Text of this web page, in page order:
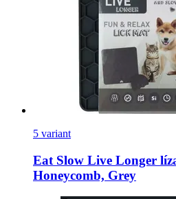
5 variant
Eat Slow Live Longer
Honeycomb, Grey